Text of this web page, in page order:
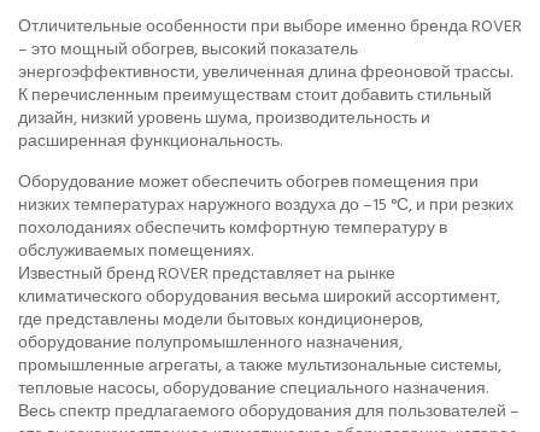
Отличительные особенности при выборе именно бренда ROVER
– это мощный обогрев, высокий показатель
энергоэффективности, увеличенная длина фреоновой трассы.
К перечисленным преимуществам стоит добавить стильный
дизайн, низкий уровень шума, производительность и
расширенная функциональность.
Оборудование может обеспечить обогрев помещения при
низких температурах наружного воздуха до –15 °С, и при резких
похолоданиях обеспечить комфортную температуру в
обслуживаемых помещениях.
Известный бренд ROVER представляет на рынке
климатического оборудования весьма широкий ассортимент,
где представлены модели бытовых кондиционеров,
оборудование полупромышленного назначения,
промышленные агрегаты, а также мультизональные системы,
тепловые насосы, оборудование специального назначения.
Весь спектр предлагаемого оборудования для пользователей –